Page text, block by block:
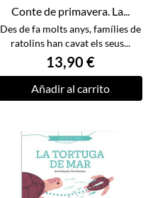
Conte de primavera. La...
Des de fa molts anys, famílies de
ratolins han cavat els seus...
13,90 €
Añadir al carrito